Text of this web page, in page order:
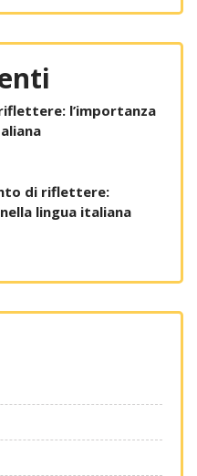
l’importanza
di riflettere:
nella lingua italiana